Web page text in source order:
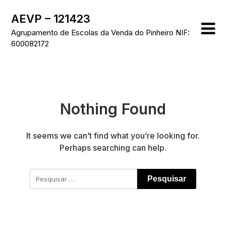
content
AEVP – 121423
Agrupamento de Escolas da Venda do Pinheiro NIF:
600082172
Nothing Found
It seems we can’t find what you’re looking for.
Perhaps searching can help.
Pesquisar
por: